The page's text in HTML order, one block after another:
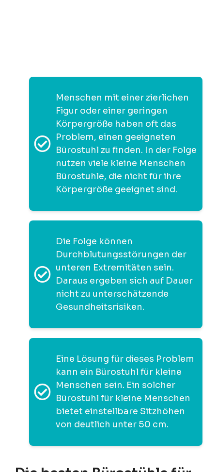
Menschen mit einer zierlichen
Figur oder einer geringen
Körpergröße haben oft das
Problem, einen geeigneten
Bürostuhl zu finden. In der Folge
nutzen viele kleine Menschen
Bürostuhle, die nicht für ihre
Körpergröße geeignet sind.
Die Folge können
Durchblutungsstörungen der
unteren Extremitäten sein.
Daraus ergeben sich auf Dauer
nicht zu unterschätzende
Gesundheitsrisiken.
Eine Lösung für dieses Problem
kann ein Bürostuhl für kleine
Menschen sein. Ein solcher
Bürostuhl für kleine Menschen
bietet einstellbare Sitzhöhen
von deutlich unter 50 cm.